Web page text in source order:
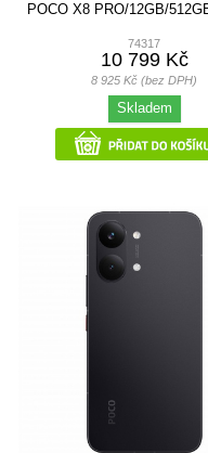
POCO X8 PRO/12GB/
74317
10 799 Kč
8 925 Kč (bez DPH)
Skladem